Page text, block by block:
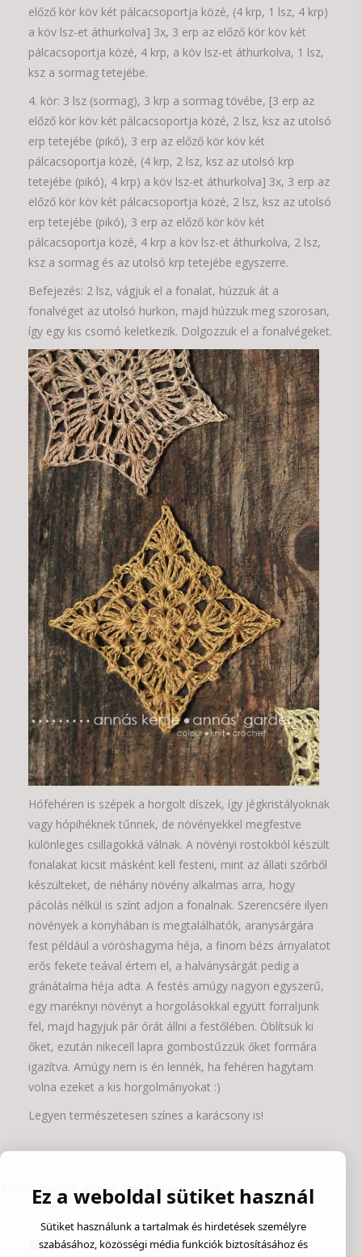
előző kör köv két pálcacsoportja közé, (4 krp, 1 lsz, 4 krp)
a köv lsz-et áthurkolva] 3x, 3 erp az előző kör köv két
pálcacsoportja közé, 4 krp, a köv lsz-et áthurkolva, 1 lsz,
ksz a sormag tetejébe.
4. kör: 3 lsz (sormag), 3 krp a sormag tövébe, [3 erp az
előző kör köv két pálcacsoportja közé, 2 lsz, ksz az utolsó
erp tetejébe (pikó), 3 erp az előző kör köv két
pálcacsoportja közé, (4 krp, 2 lsz, ksz az utolsó krp
tetejébe (pikó), 4 krp) a köv lsz-et áthurkolva] 3x, 3 erp az
előző kör köv két pálcacsoportja közé, 2 lsz, ksz az utolsó
erp tetejébe (pikó), 3 erp az előző kör köv két
pálcacsoportja közé, 4 krp a köv lsz-et áthurkolva, 2 lsz,
ksz a sormag és az utolsó krp tetejébe egyszerre.
Befejezés: 2 lsz, vágjuk el a fonalat, húzzuk át a
fonalvéget az utolsó hurkon, majd húzzuk meg szorosan,
így egy kis csomó keletkezik. Dolgozzuk el a fonalvégeket.
Hófehéren is szépek a horgolt díszek, így jégkristályoknak
vagy hópihéknek tűnnek, de növényekkel megfestve
különleges csillagokká válnak. A növényi rostokból készült
fonalakat kicsit másként kell festeni, mint az állati szőrből
készülteket, de néhány növény alkalmas arra, hogy
pácolás nélkül is színt adjon a fonalnak. Szerencsére ilyen
növények a konyhában is megtalálhatók, aranysárgára
fest például a vöröshagyma héja, a finom bézs árnyalatot
erős fekete teával értem el, a halványsárgát pedig a
gránátalma héja adta. A festés amúgy nagyon egyszerű,
egy maréknyi növényt a horgolásokkal együtt forraljunk
fel, majd hagyjuk pár órát állni a festőlében. Öblítsük ki
őket, ezután nikecell lapra gombostűzzük őket formára
igazítva. Amúgy nem is én lennék, ha fehéren hagytam
volna ezeket a kis horgolmányokat :)
Legyen természetesen színes a karácsony is!
Annás kertje, ahol a színek teremnek
Menü
Ez a weboldal sütiket használ
Sütiket használunk a tartalmak és hirdetések személyre
szabásához, közösségi média funkciók biztosításához és